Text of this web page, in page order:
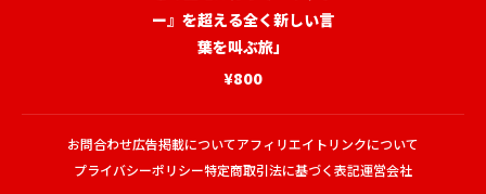
ー』を超える全く新しい言
葉を叫ぶ旅」
¥800
お問合わせ広告掲載についてアフィリエイトリンクについて
プライバシーポリシー特定商取引法に基づく表記運営会社